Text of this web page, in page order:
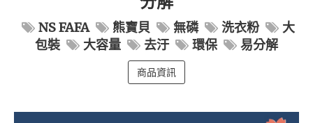
NS FAFA 熊寶貝 無磷 洗衣粉
大
包裝
大容量 去汙 環保 易分解
商品資訊